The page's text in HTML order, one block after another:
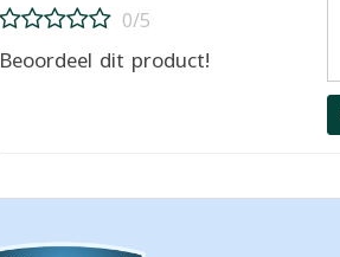
0/5
Beoordeel dit product!